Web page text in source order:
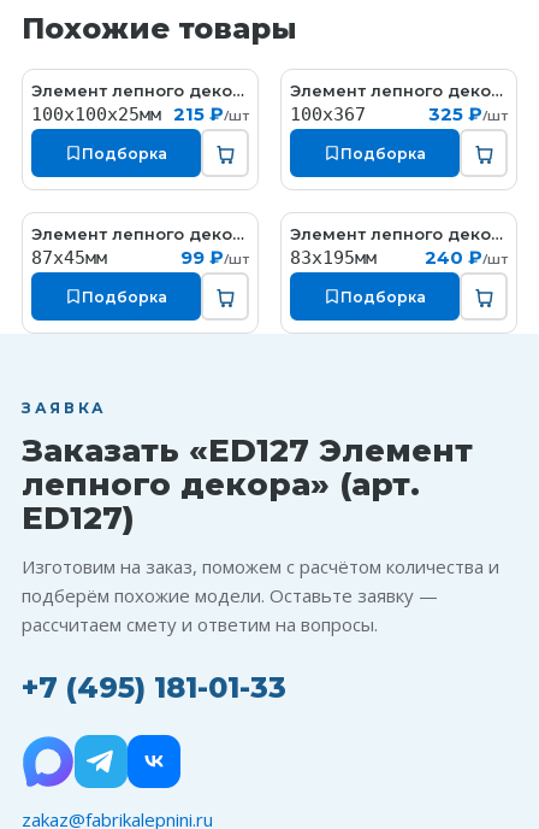
Похожие товары
ED035-1Элемент лепного декора
100x100x25мм 215 ₽/шт
Подборка
ED127-1Элемент лепного декора
100x367 325 ₽/шт
Подборка
ED039Элемент лепного декора
87x45мм 99 ₽/шт
Подборка
ED036Элемент лепного декора
83x195мм 240 ₽/шт
Подборка
ЗАЯВКА
Заказать «ED127 Элемент
лепного декора» (арт.
ED127)
Изготовим на заказ, поможем с расчётом количества и
подберём похожие модели. Оставьте заявку —
рассчитаем смету и ответим на вопросы.
+7 (495) 181-01-33
zakaz@fabrikalepnini.ru